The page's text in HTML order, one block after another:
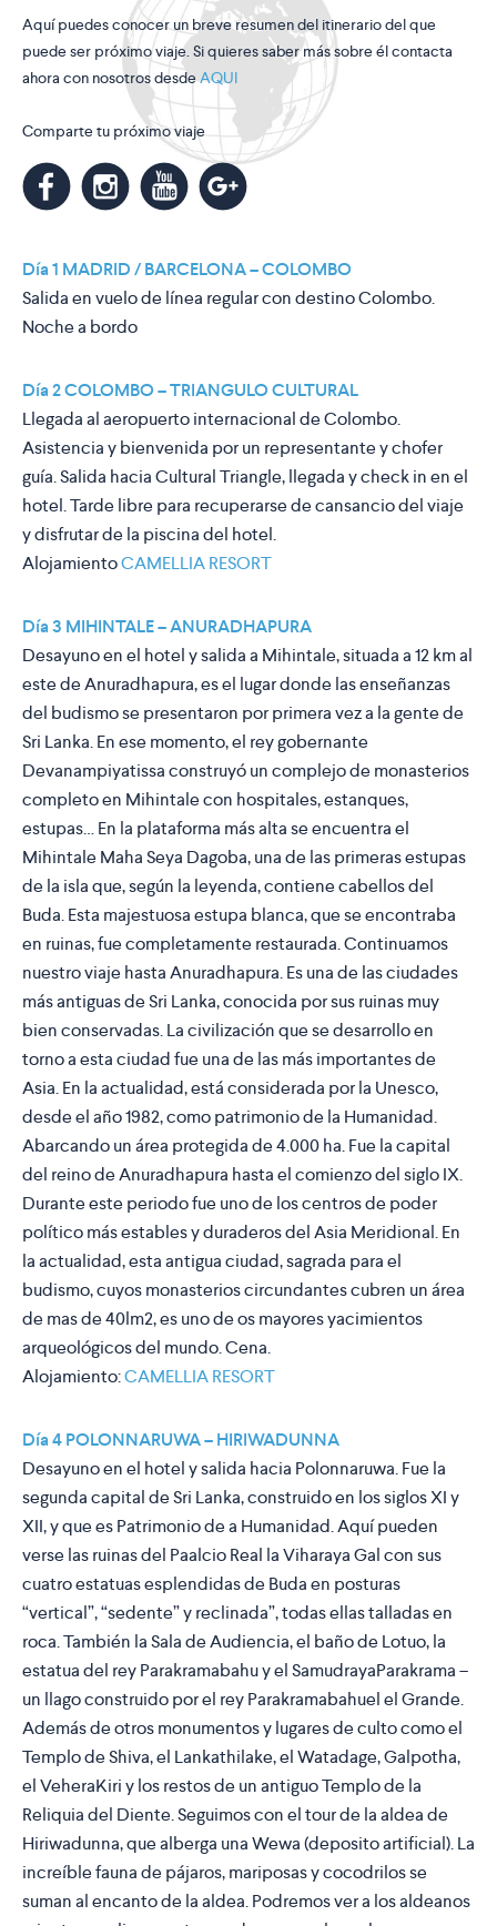
Aquí puedes conocer un breve resumen del itinerario del que
puede ser próximo viaje. Si quieres saber más sobre él contacta
ahora con nosotros desdeAQUI
Comparte tu próximo viaje
mknl
Día 1 MADRID / BARCELONA – COLOMBO
Salida en vuelo de línea regular con destino Colombo.
Noche a bordo
Día 2 COLOMBO – TRIANGULO CULTURAL
Llegada al aeropuerto internacional de Colombo.
Asistencia y bienvenida por un representante y chofer
guía. Salida hacia Cultural Triangle, llegada y check in en el
hotel. Tarde libre para recuperarse de cansancio del viaje
y disfrutar de la piscina del hotel.
AlojamientoCAMELLIA RESORT
Día 3 MIHINTALE – ANURADHAPURA
Desayuno en el hotel y salida a Mihintale, situada a 12 km al
este de Anuradhapura, es el lugar donde las enseñanzas
del budismo se presentaron por primera vez a la gente de
Sri Lanka. En ese momento, el rey gobernante
Devanampiyatissa construyó un complejo de monasterios
completo en Mihintale con hospitales, estanques,
estupas… En la plataforma más alta se encuentra el
Mihintale Maha Seya Dagoba, una de las primeras estupas
de la isla que, según la leyenda, contiene cabellos del
Buda. Esta majestuosa estupa blanca, que se encontraba
en ruinas, fue completamente restaurada. Continuamos
nuestro viaje hasta Anuradhapura. Es una de las ciudades
más antiguas de Sri Lanka, conocida por sus ruinas muy
bien conservadas. La civilización que se desarrollo en
torno a esta ciudad fue una de las más importantes de
Asia. En la actualidad, está considerada por la Unesco,
desde el año 1982, como patrimonio de la Humanidad.
Abarcando un área protegida de 4.000 ha. Fue la capital
del reino de Anuradhapura hasta el comienzo del siglo IX.
Durante este periodo fue uno de los centros de poder
político más estables y duraderos del Asia Meridional. En
la actualidad, esta antigua ciudad, sagrada para el
budismo, cuyos monasterios circundantes cubren un área
de mas de 40lm2, es uno de os mayores yacimientos
arqueológicos del mundo. Cena.
Alojamiento:CAMELLIA RESORT
Día 4 POLONNARUWA – HIRIWADUNNA
Desayuno en el hotel y salida hacia Polonnaruwa. Fue la
segunda capital de Sri Lanka, construido en los siglos XI y
XII, y que es Patrimonio de a Humanidad. Aquí pueden
verse las ruinas del Paalcio Real la Viharaya Gal con sus
cuatro estatuas esplendidas de Buda en posturas
“vertical”, “sedente” y reclinada”, todas ellas talladas en
roca. También la Sala de Audiencia, el baño de Lotuo, la
estatua del rey Parakramabahu y el SamudrayaParakrama –
un llago construido por el rey Parakramabahuel el Grande.
Además de otros monumentos y lugares de culto como el
Templo de Shiva, el Lankathilake, el Watadage, Galpotha,
el VeheraKiri y los restos de un antiguo Templo de la
Reliquia del Diente. Seguimos con el tour de la aldea de
Hiriwadunna, que alberga una Wewa (deposito artificial). La
increíble fauna de pájaros, mariposas y cocodrilos se
suman al encanto de la aldea. Podremos ver a los aldeanos